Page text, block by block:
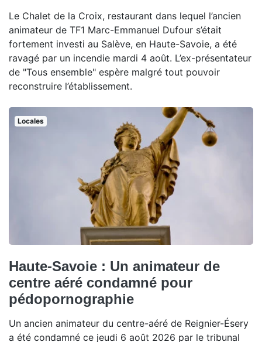
Le Chalet de la Croix, restaurant dans lequel l’ancien
animateur de TF1 Marc-Emmanuel Dufour s’était
fortement investi au Salève, en Haute-Savoie, a été
ravagé par un incendie mardi 4 août. L’ex-présentateur
de "Tous ensemble" espère malgré tout pouvoir
reconstruire l’établissement.
Locales
Haute-Savoie : Un animateur de
centre aéré condamné pour
pédopornographie
Un ancien animateur du centre-aéré de Reignier-Ésery
a été condamné ce jeudi 6 août 2026 par le tribunal